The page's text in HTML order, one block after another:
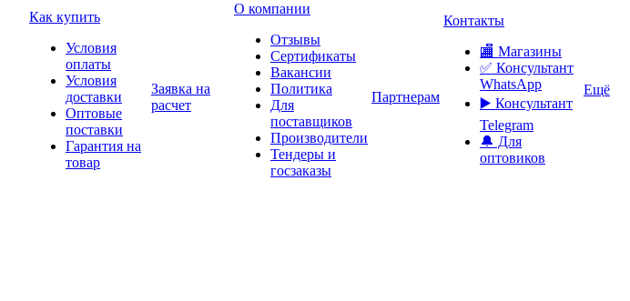
Как купить
Условия
оплаты
Условия
доставки
Оптовые
поставки
Гарантия на
товар
Заявка на
расчет
О компании
Отзывы
Сертификаты
Вакансии
Политика
Для
поставщиков
Производители
Тендеры и
госзаказы
Партнерам
Контакты
🏬 Магазины
✅️ Консультант
WhatsApp
▶️ Консультант
Telegram
🔔 Для
оптовиков
Ещё